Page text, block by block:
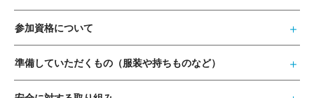
参加資格について
準備していただくもの（服装や持ちものなど）